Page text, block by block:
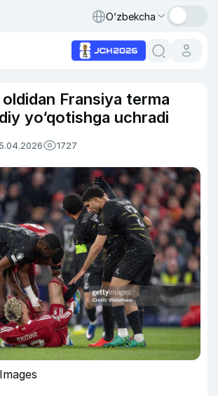
O‘zbekcha
Fransiya terma
yo‘qotishga uchradi
1727